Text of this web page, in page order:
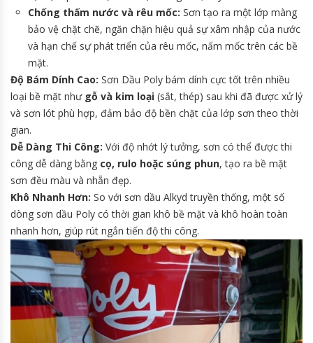
Chống thấm nước và rêu mốc: Sơn tạo ra một lớp màng
bảo vệ chặt chẽ, ngăn chặn hiệu quả sự xâm nhập của nước
và hạn chế sự phát triển của rêu mốc, nấm mốc trên các bề
mặt.
Độ Bám Dính Cao: Sơn Dầu Poly bám dính cực tốt trên nhiều
loại bề mặt như gỗ và kim loại (sắt, thép) sau khi đã được xử lý
và sơn lót phù hợp, đảm bảo độ bền chặt của lớp sơn theo thời
gian.
Dễ Dàng Thi Công: Với độ nhớt lý tưởng, sơn có thể được thi
công dễ dàng bằng cọ, rulo hoặc súng phun, tạo ra bề mặt
sơn đều màu và nhẵn đẹp.
Khô Nhanh Hơn: So với sơn dầu Alkyd truyền thống, một số
dòng sơn dầu Poly có thời gian khô bề mặt và khô hoàn toàn
nhanh hơn, giúp rút ngắn tiến độ thi công.